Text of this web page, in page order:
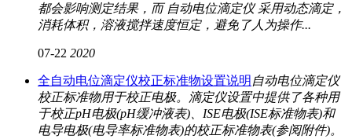
都会影响测定结果，而 自动电位滴定仪 采用动态滴定，
消耗体积，溶液搅拌速度恒定，避免了人为操作...
07-22 2020
全自动电位滴定仪校正标准物设置说明 自动电位滴定仪
校正标准物用于校正电极。滴定仪设置中提供了各种用
于校正pH电极(pH缓冲液表)、ISE电极(ISE标准物表)和
电导电极(电导率标准物表)的校正标准物表(参阅附件)。